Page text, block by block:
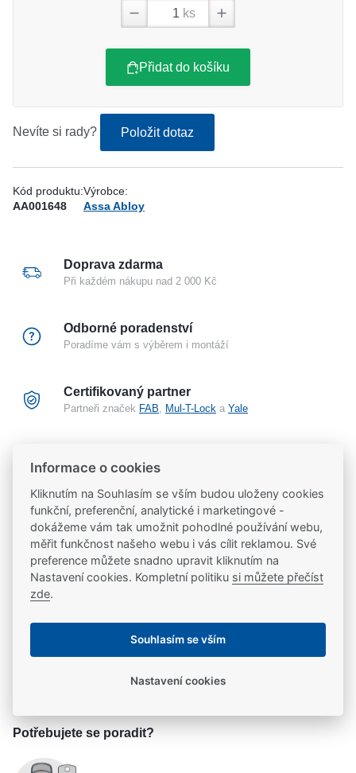
ks
Přidat do košíku
Nevíte si rady? Položit dotaz
Kód produktu:
AA001648
Výrobce:
Assa Abloy
Doprava zdarma
Při každém nákupu nad 2 000 Kč
Odborné poradenství
Poradíme vám s výběrem i montáží
Certifikovaný partner
Partneři značek FAB, Mul-T-Lock a Yale
Poradíme vám, máme 20 let zkušeností
Popis
POPIS VÝROBKU
brankový zavírač s vačkovou technologií a kluzným
ramínkem
pro branky do šířky 1300 mm a váhy 150kg
může být použito na tlačné i tažné straně uchycení
na branku nebo pevnou stěnu
použití pro pravé nebo levé křídlo
Video
Video
Ke stažení
Parametry a specifikace
Výrobce
Potřebujete se poradit?
Informace o cookies
Kliknutím na Souhlasím se vším budou uloženy cookies
funkční, preferenční, analytické i marketingové -
dokážeme vám tak umožnit pohodlné používání webu,
měřit funkčnost našeho webu i vás cílit reklamou. Své
preference můžete snadno upravit kliknutím na
Nastavení cookies. Kompletní politiku si můžete přečíst
zde.
Souhlasím se vším
Nastavení cookies